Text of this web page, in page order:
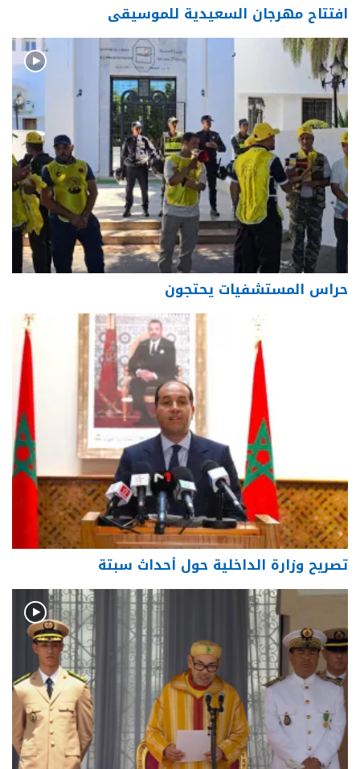
افتتاح مهرجان السعيدية للموسيقى
حراس المستشفيات يحتجون
تصريح وزارة الداخلية حول أحداث سبتة